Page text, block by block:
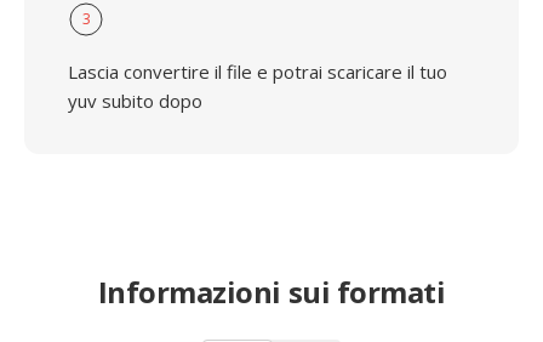
3
Lascia convertire il file e potrai scaricare il tuo
yuv subito dopo
Informazioni sui formati